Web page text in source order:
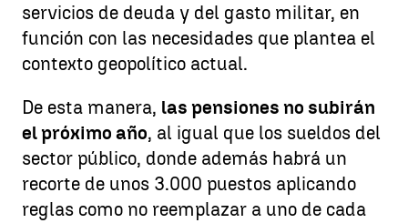
servicios de deuda y del gasto militar, en
función con las necesidades que plantea el
contexto geopolítico actual.
De esta manera, las pensiones no subirán
el próximo año, al igual que los sueldos del
sector público, donde además habrá un
recorte de unos 3.000 puestos aplicando
reglas como no reemplazar a uno de cada